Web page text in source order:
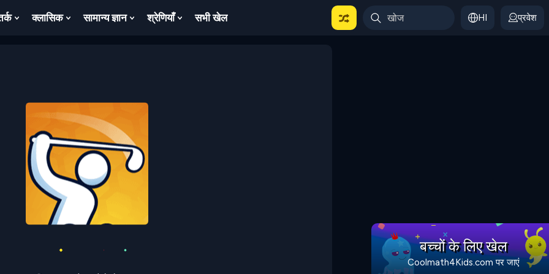
Show
क्लासिक
Show
सामान्य ज्ञान
Show
श्रेणियाँ
Show
सभी खेल HI प्रवेश
बच्चों के लिए खेल
Coolmath4Kids.com पर जाएं